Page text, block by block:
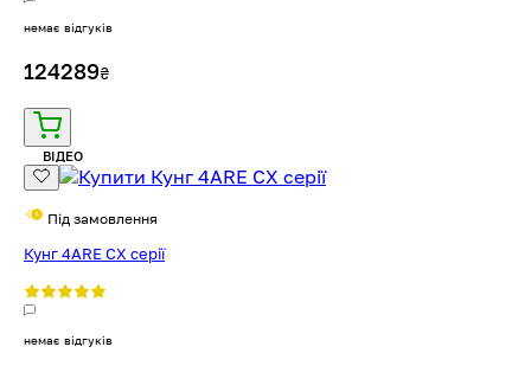
немає відгуків
124289₴
ВІДЕО
Під замовлення
Кунг 4ARE CX серії
немає відгуків